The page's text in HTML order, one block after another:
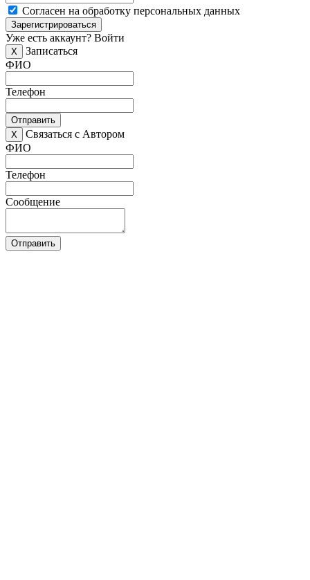
Согласен на обработку персональных данных
Зарегистрироваться
Уже есть аккаунт? Войти
X
Записаться
ФИО
Телефон
Отправить
X
Связаться с Автором
ФИО
Телефон
Сообщение
Отправить